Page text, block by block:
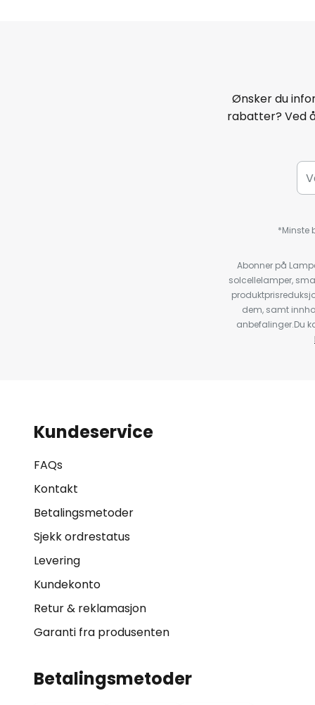
Ønsker du
rabatter? Ved
*Minste
Abonner på
solcellelamper,
dem, samt
anbefalinger.Du
Kundeservice
FAQs
Kontakt
Betalingsmetoder
Sjekk ordrestatus
Levering
Kundekonto
Retur & reklamasjon
Garanti fra produsenten
Betalingsmetoder